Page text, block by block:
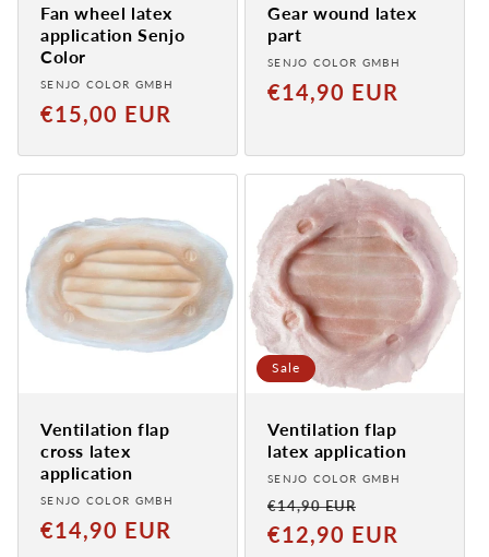
Fan wheel latex
application Senjo
Color
Provider:
SENJO COLOR GMBH
Normal
€15,00 EUR
Gear wound latex
part
Provider:
SENJO COLOR GMBH
Normal
€14,90 EUR
Ventilation flap
cross latex
application
Provider:
SENJO COLOR GMBH
Normal
€14,90 EUR
Sale
Ventilation flap
latex application
Provider:
SENJO COLOR GMBH
Normaler
Preis
€14,90 EUR
€12,90 EUR